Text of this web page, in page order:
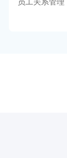
员工关系管理